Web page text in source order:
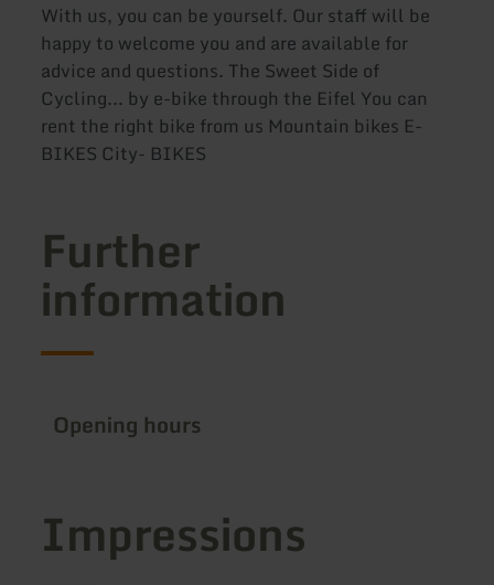
With us, you can be yourself. Our staff will be
happy to welcome you and are available for
advice and questions. The Sweet Side of
Cycling... by e-bike through the Eifel You can
rent the right bike from us Mountain bikes E-
BIKES City- BIKES
Further
information
Opening hours
Impressions